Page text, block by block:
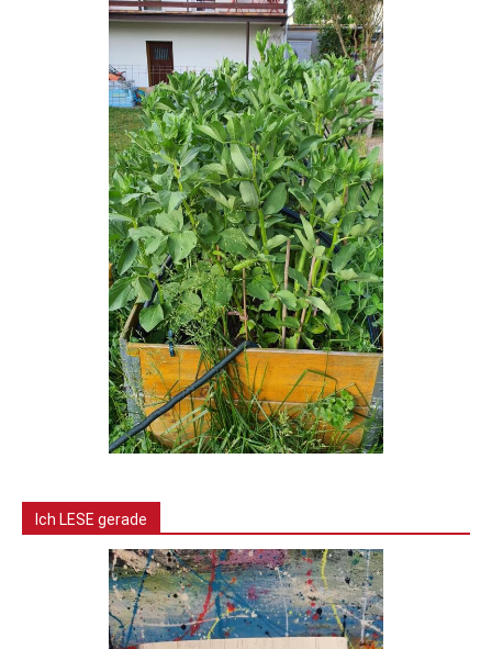
Ich LESE gerade